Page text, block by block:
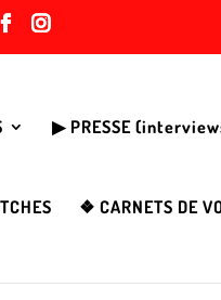
▶︎ PRESSE
❖ CARNETS DE